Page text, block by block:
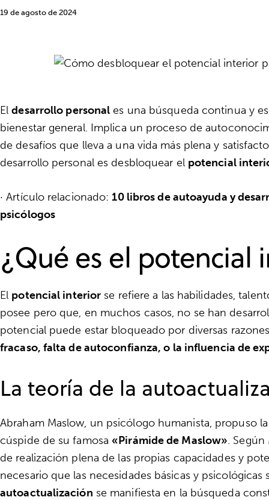
19 de agosto de 2024
Eldesarrollo personal es una búsqueda continua y
bienestar general. Implica un proceso de
de desafíos que lleva a una vida más plena y
desarrollo personal es desbloquear el potencial
· Artículo relacionado: 10 libros de autoayuda y
psicólogos
¿Qué es el potencial
El potencial interior se refiere a las habilidades,
posee pero que, en muchos casos, no se han
potencial puede estar bloqueado por diversas
fracaso, falta de autoconfianza, o la influencia de
La teoría de la
Abraham Maslow, un psicólogo humanista, propuso
cúspide de su famosa«Pirámide de Maslow».
de realización plena de las propias capacidades y
necesario que las necesidades básicas y psicológicas
autoactualización se manifiesta en la búsqueda